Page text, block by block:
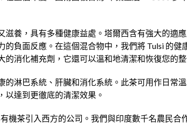
滋養，具有多種健康益處。塔爾西含有強大的適
的負面反應。在這個混合物中，我們將 Tulsi 的健
消化補充劑，它還可以溫和地清潔和恢復您的整
淋巴系統、肝臟和消化系統。此茶可用作日常溫
以達到更徹底的清潔效果。
機茶引入西方的公司。我們與印度數千名農民合